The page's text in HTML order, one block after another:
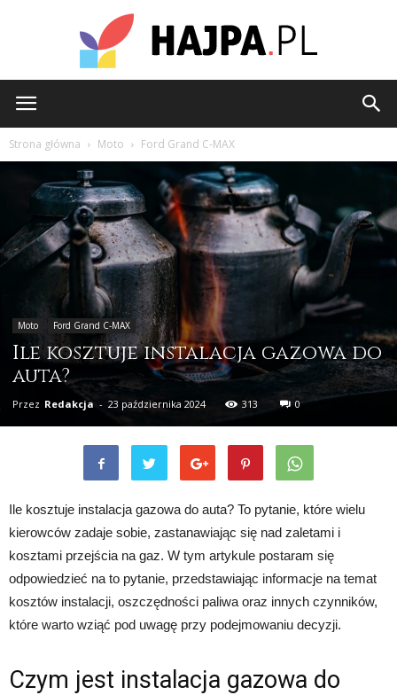
Strona główna Moto Ford Grand C-MAX
Moto Ford Grand C-MAX
Ile kosztuje instalacja gazowa do
auta?
Przez Redakcja - 23 października 2024 313 0
Ile kosztuje instalacja gazowa do auta? To pytanie, które wielu
kierowców zadaje sobie, zastanawiając się nad zaletami i
kosztami przejścia na gaz. W tym artykule postaram się
odpowiedzieć na to pytanie, przedstawiając informacje na temat
kosztów instalacji, oszczędności paliwa oraz innych czynników,
które warto wziąć pod uwagę przy podejmowaniu decyzji.
Czym jest instalacja gazowa do